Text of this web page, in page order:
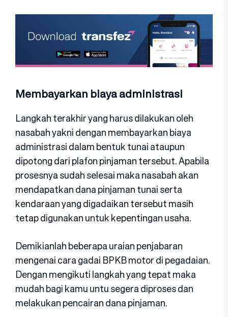
Membayarkan biaya administrasi
Langkah terakhir yang harus dilakukan oleh
nasabah yakni dengan membayarkan biaya
administrasi dalam bentuk tunai ataupun
dipotong dari plafon pinjaman tersebut. Apabila
prosesnya sudah selesai maka nasabah akan
mendapatkan dana pinjaman tunai serta
kendaraan yang digadaikan tersebut masih
tetap digunakan untuk kepentingan usaha.
Demikianlah beberapa uraian penjabaran
mengenai cara gadai BPKB motor di pegadaian.
Dengan mengikuti langkah yang tepat maka
mudah bagi kamu untu segera diproses dan
melakukan pencairan dana pinjaman.